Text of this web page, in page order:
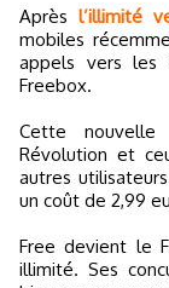
Aprèsl’illimité
mobiles
appels vers les
Freebox.
Cette nouvelle
Révolution et
autres
un coût de 2,99
Free devient le
illimité. Ses